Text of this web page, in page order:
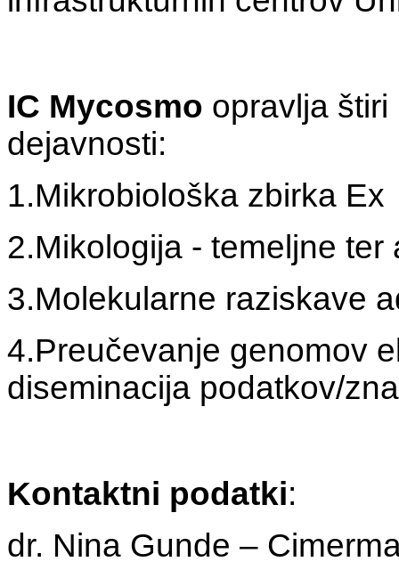
IC Mycosmo opravlja
dejavnosti:
1.Mikrobiološka zbirka Ex
2.Mikologija - temeljne
3.Molekularne raziskave
4.Preučevanje genomov
diseminacija podatkov/
Kontaktni podatki:
dr. Nina Gunde –